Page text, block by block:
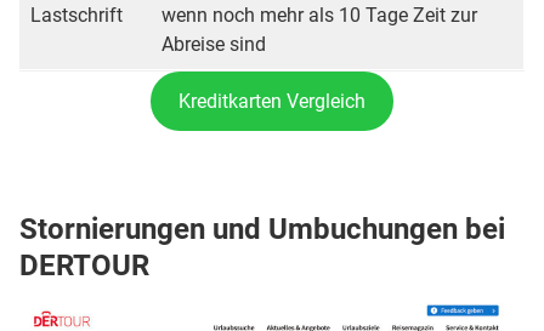
Lastschrift
wenn noch mehr als 10 Tage Zeit zur
Abreise sind
Kreditkarten Vergleich
Stornierungen und Umbuchungen bei
DERTOUR